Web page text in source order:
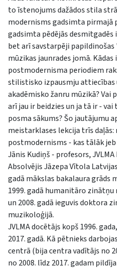
to īstenojums dažādos stila
modernisms gadsimta pirmajā
gadsimta pēdējās
bet arī savstarpēji
mūzikas jaunrades jomā.
postmodernisma periodiem
stilistisko izpausmju attiecības
akadēmisko žanru mūzikā? Vai
arī jau ir beidzies un ja tā ir - vai
posma sākums? Šo jautājumu
meistarklases lekcija trīs daļās:
postmodernisms - kas tālāk
Jānis Kudiņš - profesors,
Absolvējis Jāzepa Vītola
gadā mākslas bakalaura grāds
1999. gadā humanitāro
un 2008. gadā ieguvis doktora
muzikoloģijā.
JVLMA docētājs kopš 1996.
2017. gadā. Kā pētnieks
centrā (bija centra vadītājs no
no 2008. līdz 2017. gadam